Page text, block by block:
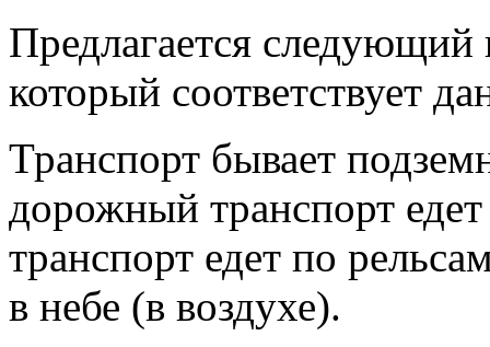
Предлагается следующий
который соответствует
Транспорт бывает
дорожный транспорт
транспорт едет по
в небе (в воздухе).